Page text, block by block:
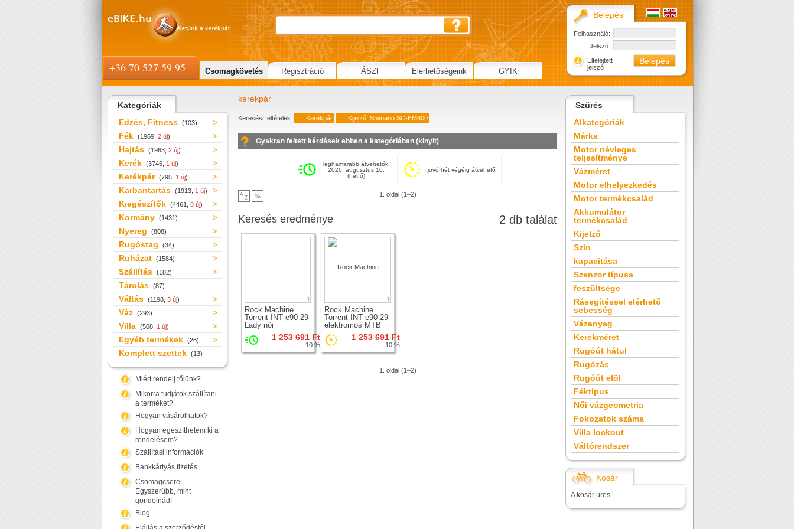
Kategóriák
Edzés, Fitness (103)
Fék (1969, 2 új)
Hajtás (1963, 2 új)
Kerék (3746, 1 új)
Kerékpár (795, 1 új)
Karbantartás (1913, 1 új)
Kiegészítők (4461, 8 új)
Kormány (1431)
Nyereg (808)
Rugóstag (34)
Ruházat (1584)
Szállítás (182)
Tárolás (87)
Váltás (1198, 3 új)
Váz (293)
Villa (508, 1 új)
Egyéb termékek (26)
Komplett szettek (13)
Miért rendelj tőlünk?
Mikorra tudjátok szállítani
a terméket?
Hogyan vásárolhatok?
Hogyan egészíthetem ki a
rendelésem?
Szállítási információk
Bankkártyás fizetés
Csomagcsere.
Egyszerűbb, mint
gondolnád!
Blog
kerékpár
Keresési feltételek: Kerékpár Kijelző: Shimano SC-EM800
Gyakran feltett kérdések ebben a kategóriában (kinyit)
leghamarabb átvehetők:
2026. augusztus 10.
(hétfő)
jövő hét végéig átvehető
1. oldal (1–2)
2 db találat
Keresés eredménye
1
Rock Machine
Torrent INT e90-29
Lady női
elektromos MTB
kerékpár1 253 691 Ft
10 %
1
Rock Machine
Torrent INT e90-29
elektromos MTB
kerékpár1 253 691 Ft
10 %
1. oldal (1–2)
Szűrés
Alkategóriák
Márka
Motor névleges
teljesítménye
Vázméret
Motor elhelyezkedés
Motor termékcsalád
Akkumulátor
termékcsalád
Kijelző
Szín
kapacitása
Szenzor típusa
feszültsége
Rásegítéssel elérhető
sebesség
Vázanyag
Kerékméret
Rugóút hátul
Rugózás
Rugóút elöl
Féktípus
Női vázgeometria
Fokozatok száma
Villa lockout
Váltórendszer
Kosár
A kosár üres.
Belépés
Felhasználó:
Jelszó:
Elfelejtett
jelszó
+36 70 527 59 95 Csomagkövetés Regisztráció ÁSZF Elérhetőségeink GYIK